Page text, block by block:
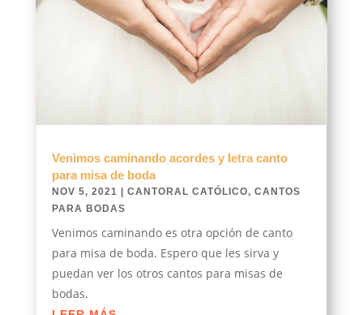
Venimos caminando acordes y letra canto
para misa de boda
NOV 5, 2021 CANTORAL CATÓLICO, CANTOS
PARA BODAS
Venimos caminando es otra opción de canto
para misa de boda. Espero que les sirva y
puedan ver los otros cantos para misas de
bodas.